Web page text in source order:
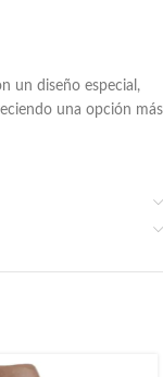
un diseño especial,
una opción más